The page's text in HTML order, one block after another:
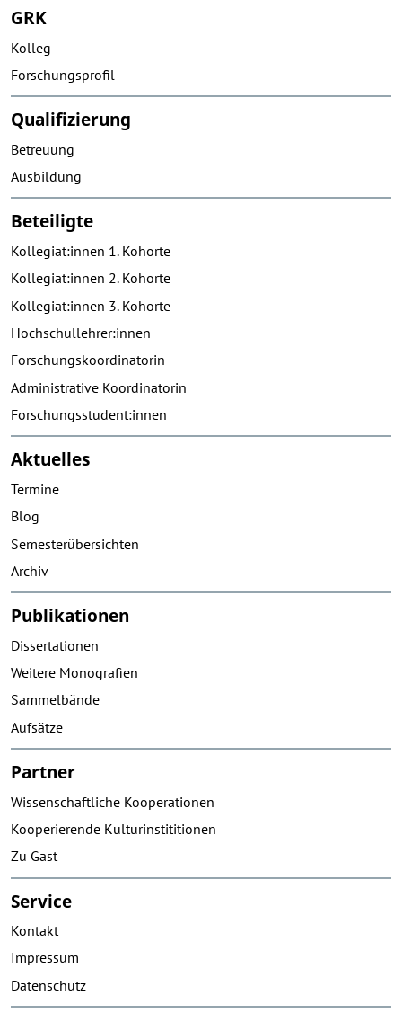
GRK
Kolleg
Forschungsprofil
Qualifizierung
Betreuung
Ausbildung
Beteiligte
Kollegiat:innen 1. Kohorte
Kollegiat:innen 2. Kohorte
Kollegiat:innen 3. Kohorte
Hochschullehrer:innen
Forschungskoordinatorin
Administrative Koordinatorin
Forschungsstudent:innen
Aktuelles
Termine
Blog
Semesterübersichten
Archiv
Publikationen
Dissertationen
Weitere Monografien
Sammelbände
Aufsätze
Partner
Wissenschaftliche Kooperationen
Kooperierende Kulturinstititionen
Zu Gast
Service
Kontakt
Impressum
Datenschutz